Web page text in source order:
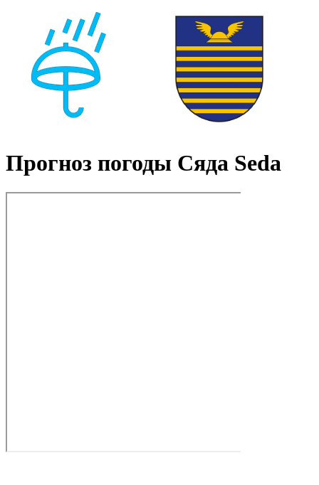
Прогноз погоды Сяда Seda